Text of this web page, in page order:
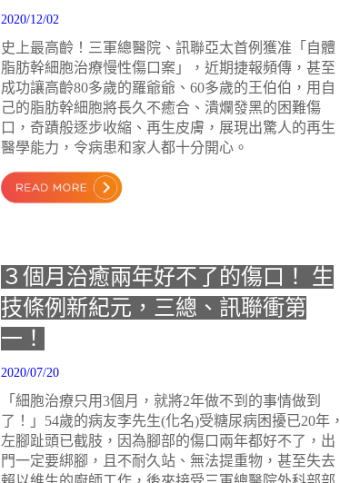
2020/12/02
史上最高齡！三軍總醫院、訊聯亞太首例獲准「自體
脂肪幹細胞治療慢性傷口案」，近期捷報頻傳，甚至
成功讓高齡80多歲的羅爺爺、60多歲的王伯伯，用自
己的脂肪幹細胞將長久不癒合、潰爛發黑的困難傷
口，奇蹟般逐步收縮、再生皮膚，展現出驚人的再生
醫學能力，令病患和家人都十分開心。
３個月治癒兩年好不了的傷口！ 生
技條例新紀元，三總、訊聯衝第
一！
2020/07/20
「細胞治療只用3個月，就將2年做不到的事情做到
了！」54歲的病友李先生(化名)受糖尿病困擾已20年，
左腳趾頭已截肢，因為腳部的傷口兩年都好不了，出
門一定要綁腳，且不耐久站、無法提重物，甚至失去